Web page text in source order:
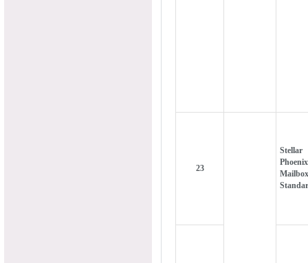
23
Stellar
Phoenix
Mailbox